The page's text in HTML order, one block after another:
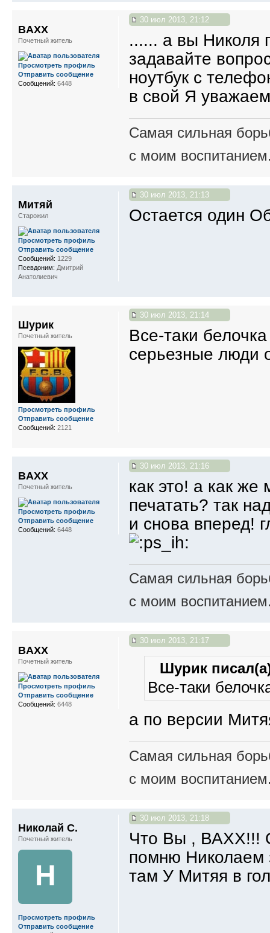
30 июл 2013, 21:12
...... а вы Николя
задавайте
ноутбук с
в свой Я
Самая сильная
с моим
BAXX
Почетный житель
Просмотреть профиль
Отправить сообщение
Сообщений: 6448
30 июл 2013, 21:13
Остается один
Митяй
Старожил
Просмотреть профиль
Отправить сообщение
Сообщений: 1229
Псевдоним: Дмитрий
Анатолиевич
30 июл 2013, 21:14
Все-таки
серьезные люди
Шурик
Почетный житель
Просмотреть профиль
Отправить сообщение
Сообщений: 2121
30 июл 2013, 21:16
как это! а как
печатать? так
и снова вперед!
Самая сильная
с моим
BAXX
Почетный житель
Просмотреть профиль
Отправить сообщение
Сообщений: 6448
30 июл 2013, 21:17
Шурик
Все-таки
а по версии
Самая сильная
с моим
BAXX
Почетный житель
Просмотреть профиль
Отправить сообщение
Сообщений: 6448
30 июл 2013, 21:18
Что Вы , ВАХХ!!!
помню Николаем
там У Митяя в
Николай С.
Почетный житель
Н
Просмотреть профиль
Отправить сообщение